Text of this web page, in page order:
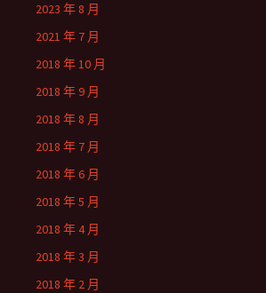
2023 年 8 月
2021 年 7 月
2018 年 10 月
2018 年 9 月
2018 年 8 月
2018 年 7 月
2018 年 6 月
2018 年 5 月
2018 年 4 月
2018 年 3 月
2018 年 2 月